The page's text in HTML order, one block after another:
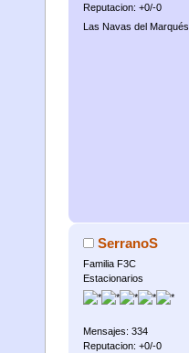
Reputacion: +0/-0
Las Navas del Marqués
SerranoS
Familia F3C
Estacionarios
Mensajes: 334
Reputacion: +0/-0